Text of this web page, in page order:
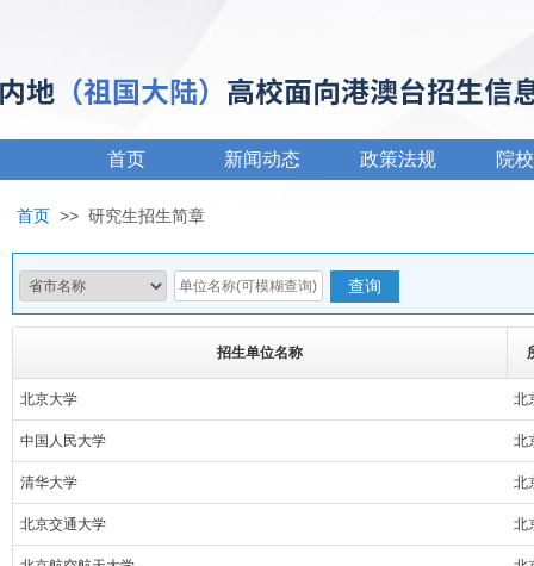
首页 新闻动态 政策法规 院
首页 >> 研究生招生简章
招生单位名称
北京大学 北
中国人民大学 北
清华大学 北
北京交通大学 北